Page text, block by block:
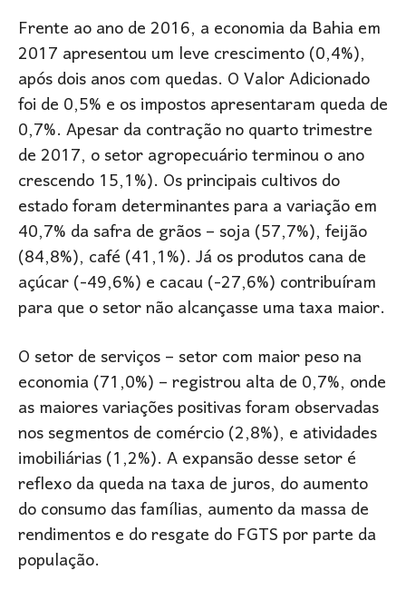
Frente ao ano de 2016, a economia da Bahia em
2017 apresentou um leve crescimento (0,4%),
após dois anos com quedas. O Valor Adicionado
foi de 0,5% e os impostos apresentaram queda de
0,7%. Apesar da contração no quarto trimestre
de 2017, o setor agropecuário terminou o ano
crescendo 15,1%). Os principais cultivos do
estado foram determinantes para a variação em
40,7% da safra de grãos – soja (57,7%), feijão
(84,8%), café (41,1%). Já os produtos cana de
açúcar (-49,6%) e cacau (-27,6%) contribuíram
para que o setor não alcançasse uma taxa maior.
O setor de serviços – setor com maior peso na
economia (71,0%) – registrou alta de 0,7%, onde
as maiores variações positivas foram observadas
nos segmentos de comércio (2,8%), e atividades
imobiliárias (1,2%). A expansão desse setor é
reflexo da queda na taxa de juros, do aumento
do consumo das famílias, aumento da massa de
rendimentos e do resgate do FGTS por parte da
população.